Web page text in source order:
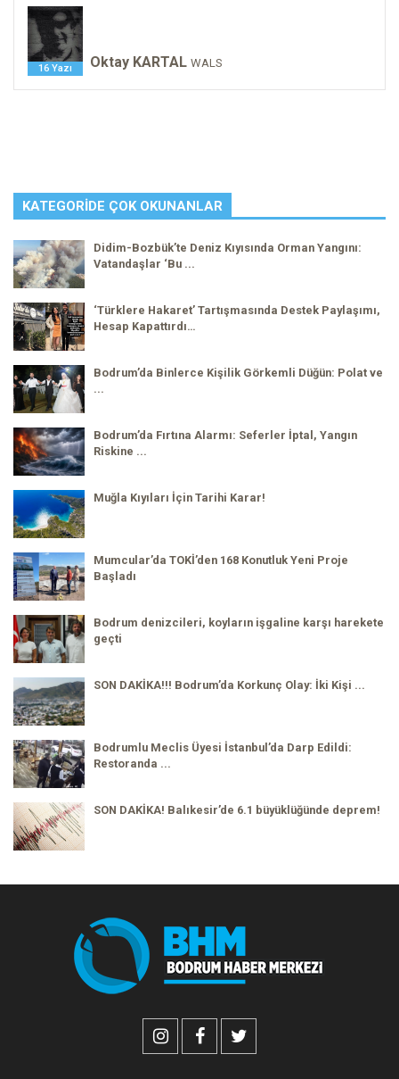
16 Yazı Oktay KARTAL WALS
KATEGORIDE ÇOK OKUNANLAR
Didim-Bozbük’te Deniz Kıyısında Orman Yangını:
Vatandaşlar ‘Bu ...
‘Türklere Hakaret’ Tartışmasında Destek Paylaşımı,
Hesap Kapattırdı…
Bodrum’da Binlerce Kişilik Görkemli Düğün: Polat ve
...
Bodrum’da Fırtına Alarmı: Seferler İptal, Yangın
Riskine ...
Muğla Kıyıları İçin Tarihi Karar!
Mumcular’da TOKİ’den 168 Konutluk Yeni Proje
Başladı
Bodrum denizcileri, koyların işgaline karşı harekete
geçti
SON DAKİKA!!! Bodrum’da Korkunç Olay: İki Kişi ...
Bodrumlu Meclis Üyesi İstanbul’da Darp Edildi:
Restoranda ...
SON DAKİKA! Balıkesir’de 6.1 büyüklüğünde deprem!